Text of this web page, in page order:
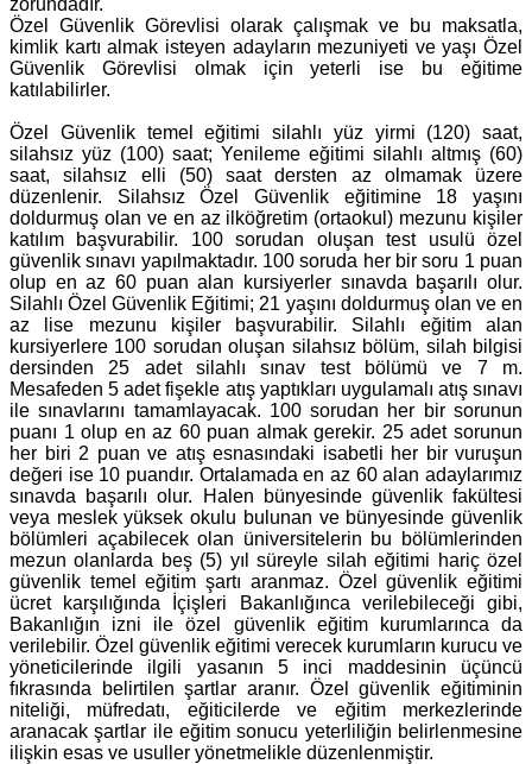
Özel Güvenlik Görevlisi olarak çalışmak ve bu maksatla,
kimlik kartı almak isteyen adayların mezuniyeti ve yaşı Özel
Güvenlik Görevlisi olmak için yeterli ise bu eğitime
katılabilirler.
Özel Güvenlik temel eğitimi silahlı yüz yirmi (120) saat,
silahsız yüz (100) saat; Yenileme eğitimi silahlı altmış (60)
saat, silahsız elli (50) saat dersten az olmamak üzere
düzenlenir. Silahsız Özel Güvenlik eğitimine 18 yaşını
doldurmuş olan ve en az ilköğretim (ortaokul) mezunu kişiler
katılım başvurabilir. 100 sorudan oluşan test usulü özel
güvenlik sınavı yapılmaktadır. 100 soruda her bir soru 1 puan
olup en az 60 puan alan kursiyerler sınavda başarılı olur.
Silahlı Özel Güvenlik Eğitimi; 21 yaşını doldurmuş olan ve en
az lise mezunu kişiler başvurabilir. Silahlı eğitim alan
kursiyerlere 100 sorudan oluşan silahsız bölüm, silah bilgisi
dersinden 25 adet silahlı sınav test bölümü ve 7 m.
Mesafeden 5 adet fişekle atış yaptıkları uygulamalı atış sınavı
ile sınavlarını tamamlayacak. 100 sorudan her bir sorunun
puanı 1 olup en az 60 puan almak gerekir. 25 adet sorunun
her biri 2 puan ve atış esnasındaki isabetli her bir vuruşun
değeri ise 10 puandır. Ortalamada en az 60 alan adaylarımız
sınavda başarılı olur. Halen bünyesinde güvenlik fakültesi
veya meslek yüksek okulu bulunan ve bünyesinde güvenlik
bölümleri açabilecek olan üniversitelerin bu bölümlerinden
mezun olanlarda beş (5) yıl süreyle silah eğitimi hariç özel
güvenlik temel eğitim şartı aranmaz. Özel güvenlik eğitimi
ücret karşılığında İçişleri Bakanlığınca verilebileceği gibi,
Bakanlığın izni ile özel güvenlik eğitim kurumlarınca da
verilebilir. Özel güvenlik eğitimi verecek kurumların kurucu ve
yöneticilerinde ilgili yasanın 5 inci maddesinin üçüncü
fıkrasında belirtilen şartlar aranır. Özel güvenlik eğitiminin
niteliği, müfredatı, eğiticilerde ve eğitim merkezlerinde
aranacak şartlar ile eğitim sonucu yeterliliğin belirlenmesine
ilişkin esas ve usuller yönetmelikle düzenlenmiştir.